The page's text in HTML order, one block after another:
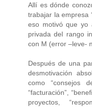
Allí es dónde
trabajar la empresa
eso motivó que yo
privada del rango
con M (error –leve-
Después de una
desmotivación
como “consejos
“facturación”,
proyectos,